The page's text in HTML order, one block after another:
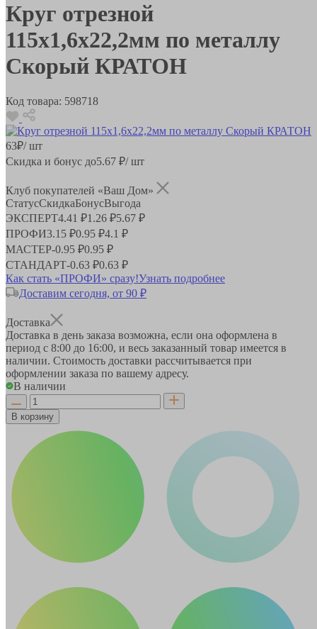
Круг отрезной
115x1,6x22,2мм по металлу
Скорый КРАТОН
Код товара: 598718
63₽/ шт
Скидка и бонус до5.67 ₽/ шт
Клуб покупателей «Ваш Дом»
СтатусСкидкаБонусВыгода
ЭКСПЕРТ4.41 ₽1.26 ₽5.67 ₽
ПРОФИ3.15 ₽0.95 ₽4.1 ₽
МАСТЕР-0.95 ₽0.95 ₽
СТАНДАРТ-0.63 ₽0.63 ₽
Как стать «ПРОФИ» сразу!Узнать подробнее
Доставим сегодня, от 90 ₽
Доставка
Доставка в день заказа возможна, если она оформлена в
период с 8:00 до 16:00, и весь заказанный товар имеется в
наличии. Стоимость доставки рассчитывается при
оформлении заказа по вашему адресу.
В наличии
В корзину